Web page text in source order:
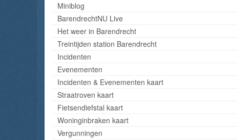
Miniblog
BarendrechtNU Live
Het weer in Barendrecht
Treintijden station Barendrecht
Incidenten
Evenementen
Incidenten & Evenementen kaart
Straatroven kaart
Fietsendiefstal kaart
Woninginbraken kaart
Vergunningen